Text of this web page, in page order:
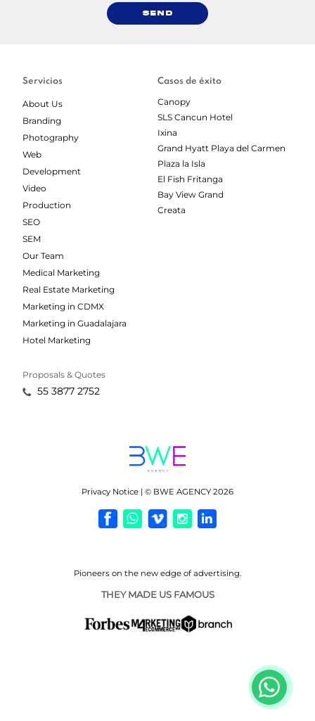
Send
Servicios
About Us
Branding
Photography
Web
Development
Video
Production
SEO
SEM
Our Team
Medical Marketing
Real Estate Marketing
Marketing in CDMX
Marketing in Guadalajara
Hotel Marketing
Proposals & Quotes
55 3877 2752
Casos de éxito
Canopy
SLS Cancun Hotel
Ixina
Grand Hyatt Playa del Carmen
Plaza la Isla
El Fish Fritanga
Bay View Grand
Creata
Privacy Notice | © BWE AGENCY 2026
Pioneers on the new edge of advertising.
THEY MADE US FAMOUS